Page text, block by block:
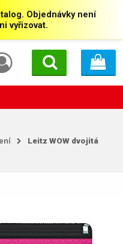
Objednávky není
vyřizovat.
Leitz WOW dvojitá